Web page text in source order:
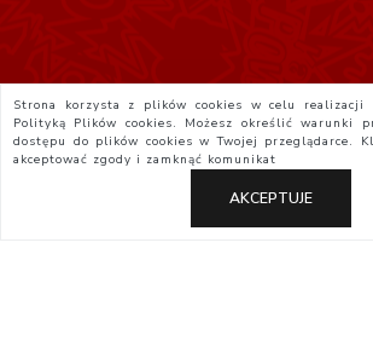
Strona korzysta z plików cookies w celu realizacji
Polityką Plików cookies. Możesz określić warunki
dostępu do plików cookies w Twojej przeglądarce.
akceptować zgody i zamknąć komunikat
AKCEPTUJE